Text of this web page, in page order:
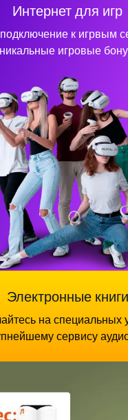
Интернет для игр
к игрвым
игровые
Электронные книги
на специальных
сервису